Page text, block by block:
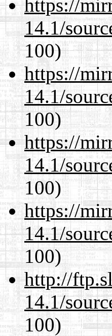
https://
14.1/
100)
https://
14.1/
100)
https://
14.1/
100)
https://
14.1/
100)
http://
14.1/
100)